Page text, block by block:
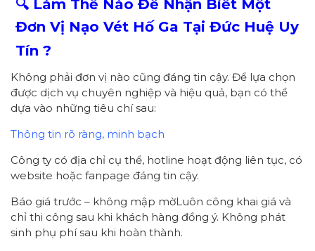
🔍 Làm Thế Nào Để Nhận Biết Một
Đơn Vị Nạo Vét Hố Ga Tại Đức Huệ Uy
Tín ?
Không phải đơn vị nào cũng đáng tin cậy. Để lựa chọn
được dịch vụ chuyên nghiệp và hiệu quả, bạn có thể
dựa vào những tiêu chí sau:
Thông tin rõ ràng, minh bạch
Công ty có địa chỉ cụ thể, hotline hoạt động liên tục, có
website hoặc fanpage đáng tin cậy.
Báo giá trước – không mập mờLuôn công khai giá và
chỉ thi công sau khi khách hàng đồng ý. Không phát
sinh phụ phí sau khi hoàn thành.